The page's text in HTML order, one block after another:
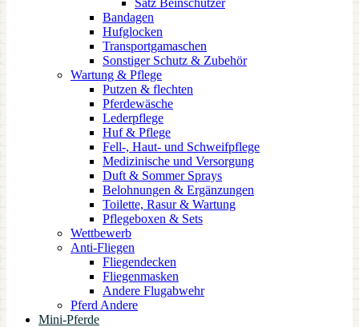
Bandagen
Hufglocken
Transportgamaschen
Sonstiger Schutz & Zubehör
Wartung & Pflege
Putzen & flechten
Pferdewäsche
Lederpflege
Huf & Pflege
Fell-, Haut- und Schweifpflege
Medizinische und Versorgung
Duft & Sommer Sprays
Belohnungen & Ergänzungen
Toilette, Rasur & Wartung
Pflegeboxen & Sets
Wettbewerb
Anti-Fliegen
Fliegendecken
Fliegenmasken
Andere Flugabwehr
Pferd Andere
Mini-Pferde